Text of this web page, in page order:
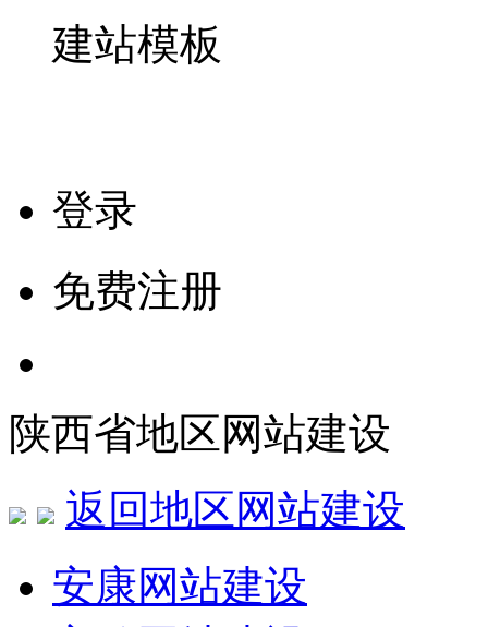
建站模板
登录
免费注册
陕西省地区网站建设
返回地区网站建设
安康网站建设